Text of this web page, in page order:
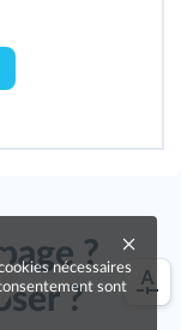
?
?
nécessaires
sont